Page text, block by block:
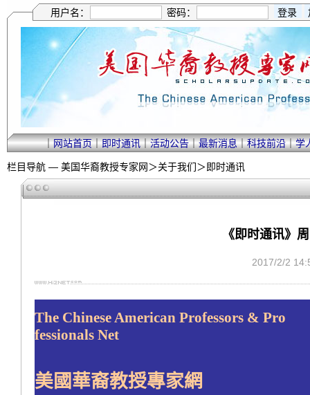
用户名： 密码：
｜网站首页｜即时通讯｜活动公告｜最新消息｜科技前沿｜学
栏目导航 — 美国华裔教授专家网＞关于我们＞即时通讯
《即时通讯》
2017/2/2
The Chinese American Professors & Pro
fessionals Net
美國華裔教授專家網